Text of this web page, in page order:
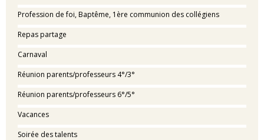
Profession de foi, Baptême, 1ère communion des collégiens
Repas partage
Carnaval
Réunion parents/professeurs 4°/3°
Réunion parents/professeurs 6°/5°
Vacances
Soirée des talents